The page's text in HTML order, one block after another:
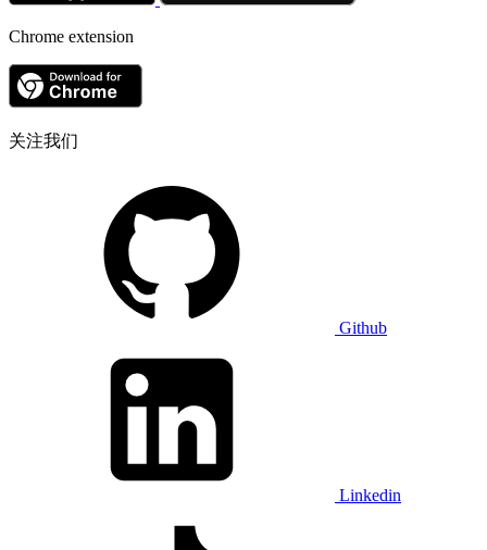
Chrome extension
关注我们
Github
Linkedin